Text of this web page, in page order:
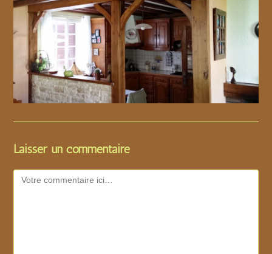
Laisser un commentaire
Comment